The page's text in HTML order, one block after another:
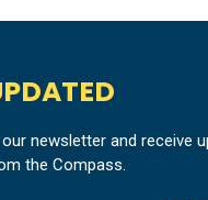
newsletter and receive
the Compass.